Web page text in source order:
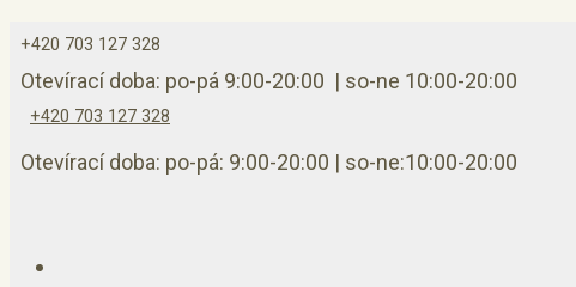
+420 703 127 328
Otevírací doba: po-pá 9:00-20:00 | so-ne 10:00-20:00
+420 703 127 328
Otevírací doba: po-pá: 9:00-20:00 | so-ne:10:00-20:00